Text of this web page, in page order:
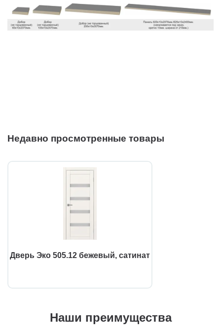
Недавно просмотренные товары
Дверь Эко 505.12 бежевый, сатинат
Наши преимущества